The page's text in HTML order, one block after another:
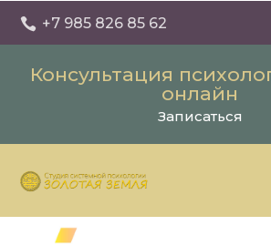
 +7 985 826 85 62
Консультация
онлайн
Записаться